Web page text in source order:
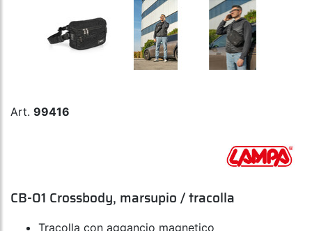
Art. 99416
CB-01 Crossbody, marsupio / tracolla
Tracolla con aggancio magnetico